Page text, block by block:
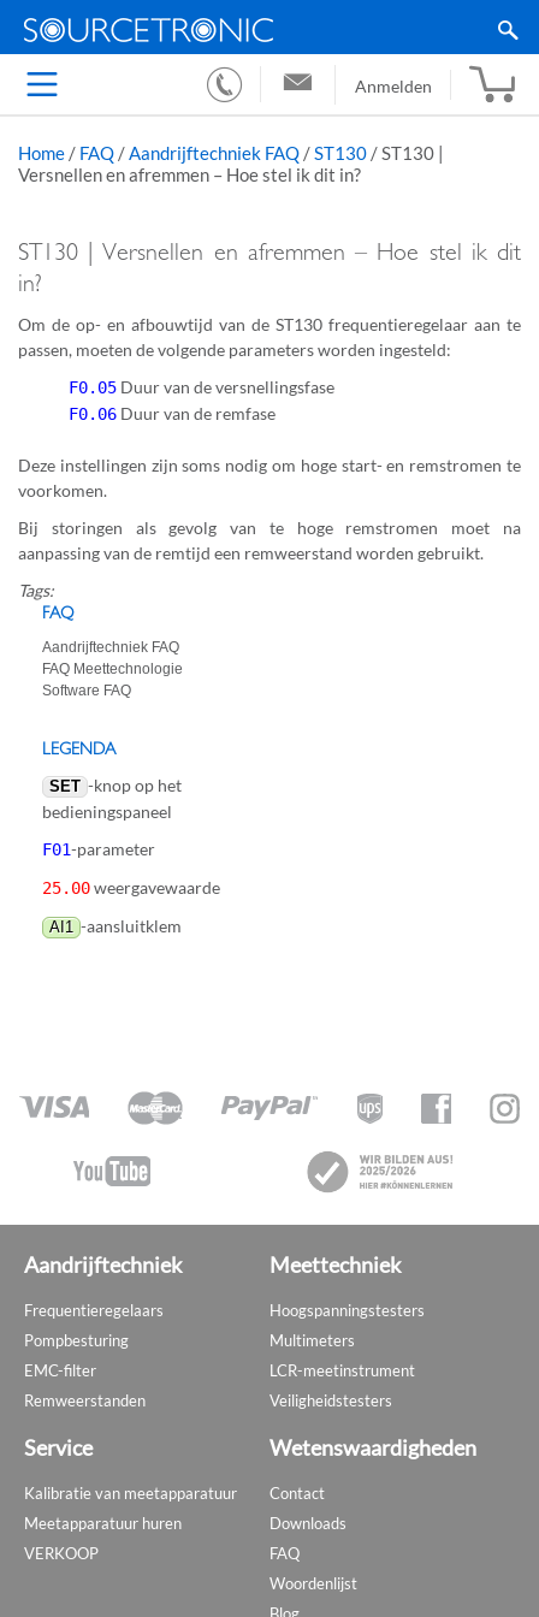
Anmelden
Home / FAQ / Aandrijftechniek FAQ / ST130 / ST130 |
Versnellen en afremmen – Hoe stel ik dit in?
ST130 | Versnellen en afremmen – Hoe stel ik dit
in?
Om de op- en afbouwtijd van de ST130 frequentieregelaar aan te
passen, moeten de volgende parameters worden ingesteld:
F0.05 Duur van de versnellingsfase
F0.06 Duur van de remfase
Deze instellingen zijn soms nodig om hoge start- en remstromen te
voorkomen.
Bij storingen als gevolg van te hoge remstromen moet na
aanpassing van de remtijd een remweerstand worden gebruikt.
Tags:
FAQ
Aandrijftechniek FAQ
FAQ Meettechnologie
Software FAQ
LEGENDA
SET -knop op het
bedieningspaneel
F01-parameter
25.00weergavewaarde
AI1 -aansluitklem
Aandrijftechniek
Frequentieregelaars
Pompbesturing
EMC-filter
Remweerstanden
Meettechniek
Hoogspanningstesters
Multimeters
LCR-meetinstrument
Veiligheidstesters
Service
Kalibratie van meetapparatuur
Meetapparatuur huren
VERKOOP
Wetenswaardigheden
Contact
Downloads
FAQ
Woordenlijst
Blog